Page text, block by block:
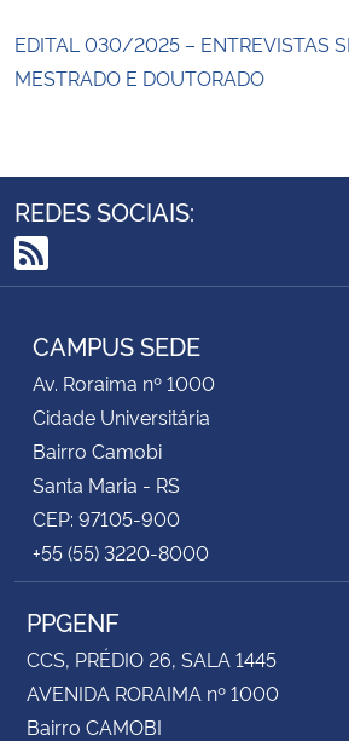
EDITAL 030/2025 – ENTREVISTAS
MESTRADO E DOUTORADO
REDES SOCIAIS:
RSS
CAMPUS SEDE
Av. Roraima nº 1000
Cidade Universitária
Bairro Camobi
Santa Maria - RS
CEP: 97105-900
+55 (55) 3220-8000
PPGENF
CCS, PRÉDIO 26, SALA 1445
AVENIDA RORAIMA nº 1000
Bairro CAMOBI